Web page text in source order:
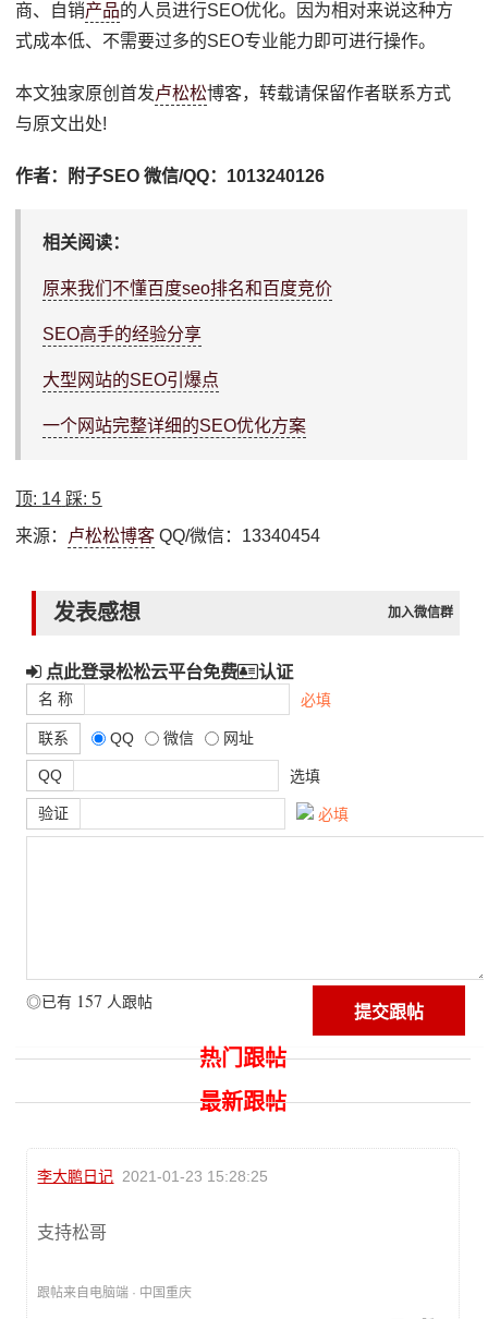
商、自销产品的人员进行SEO优化。因为相对来说这种方
式成本低、不需要过多的SEO专业能力即可进行操作。
本文独家原创首发卢松松博客，转载请保留作者联系方式
与原文出处!
作者：附子SEO 微信/QQ：1013240126
相关阅读：
原来我们不懂百度seo排名和百度竞价
SEO高手的经验分享
大型网站的SEO引爆点
一个网站完整详细的SEO优化方案
顶: 14 踩:5
来源： 卢松松博客 QQ/微信：13340454
发表感想 加入微信群
点此登录松松云平台免费 认证
名 称 必填
联系 QQ 微信 网址
QQ 选填
验证 必填
◎已有 157 人跟帖
热门跟帖
最新跟帖
李大鹏日记 2021-01-23 15:28:25
支持松哥
跟帖来自电脑端 · 中国重庆